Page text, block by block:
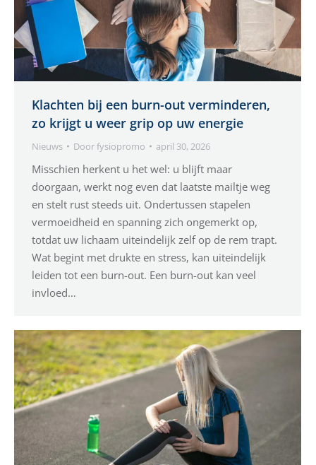
Klachten bij een burn-out verminderen,
zo krijgt u weer grip op uw energie
Nieuws Doorfysiopromo april 30, 2026
Misschien herkent u het wel: u blijft maar
doorgaan, werkt nog even dat laatste mailtje weg
en stelt rust steeds uit. Ondertussen stapelen
vermoeidheid en spanning zich ongemerkt op,
totdat uw lichaam uiteindelijk zelf op de rem trapt.
Wat begint met drukte en stress, kan uiteindelijk
leiden tot een burn-out. Een burn-out kan veel
invloed…